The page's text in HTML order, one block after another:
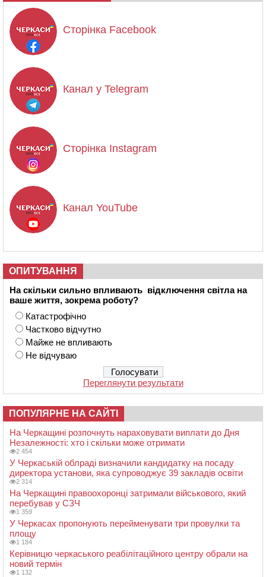
Сторінка Facebook
Канал у Telegram
Сторінка Instagram
Канал YouTube
ОПИТУВАННЯ
На скільки сильно впливають відключення світла на
ваше життя, зокрема роботу?
Катастрофічно
Частково відчутно
Майже не впливають
Не відчуваю
Переглянути результати
ПОПУЛЯРНЕ НА САЙТІ
На Черкащині розпочнуть нараховувати виплати до Дня
Незалежності: хто і скільки може отримати
2 454
У Черкаській облраді визначили кандидатку на посаду
директора установи, яка супроводжує 39 закладів освіти
2 314
На Черкащині правоохоронці затримали військового, який
перебував у СЗЧ
1 359
У Черкасах пропонують перейменувати три провулки та
площу
1 184
Керівницю черкаського реабілітаційного центру обрали на
новий термін
1 132